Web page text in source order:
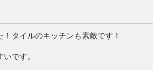
タイルのキッチンも素敵です！
です。